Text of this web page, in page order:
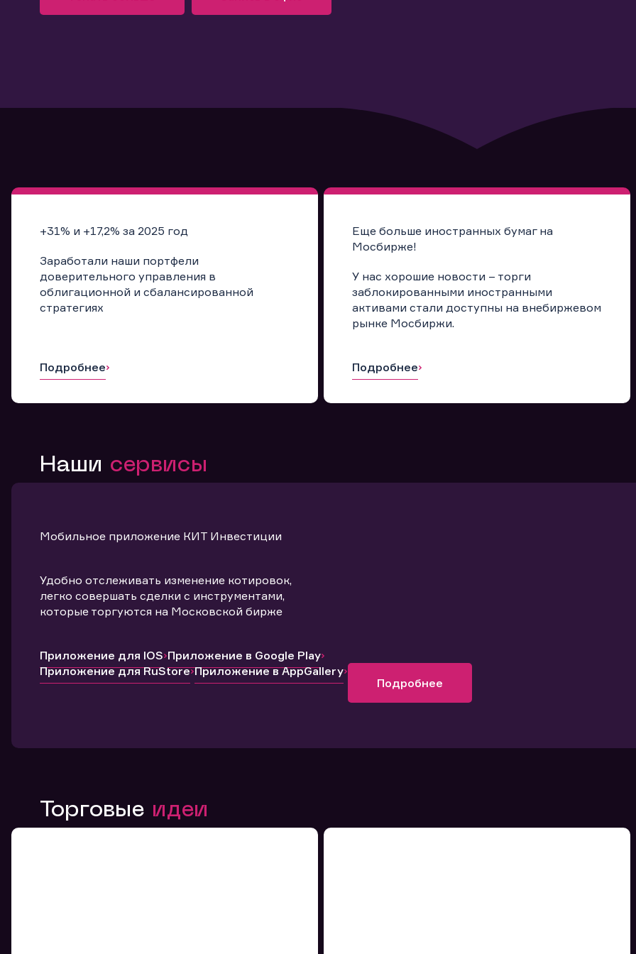
+31% и +17,2% за 2025 год
Заработали наши портфели
доверительного управления в
облигационной и сбалансированной
стратегиях
Подробнее
Еще больше иностранных бумаг на
Мосбирже!
У нас хорошие новости – торги
заблокированными иностранными
активами стали доступны на внебиржевом
рынке Мосбиржи.
Подробнее
Наши сервисы
Мобильное приложение КИТ Инвестиции
Удобно отслеживать изменение котировок,
легко совершать сделки с инструментами,
которые торгуются на Московской бирже
Приложение для IOS Приложение в Google Play
Приложение для RuStore Приложение в AppGallery
Подробнее
Торговые идеи